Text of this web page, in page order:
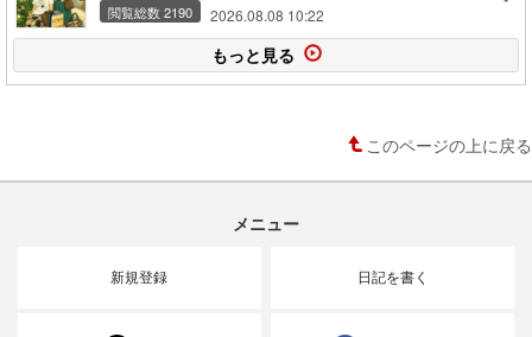
閲覧総数 2190 2026.08.08 10:22
もっと見る
このページの上に戻る
メニュー
新規登録 日記を書く